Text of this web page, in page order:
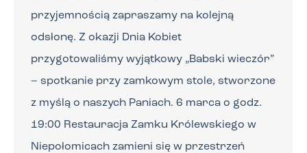
przyjemnością zapraszamy na kolejną
odsłonę. Z okazji Dnia Kobiet
przygotowaliśmy wyjątkowy „Babski wieczór”
– spotkanie przy zamkowym stole, stworzone
z myślą o naszych Paniach. 6 marca o godz.
19:00 Restauracja Zamku Królewskiego w
Niepołomicach zamieni się w przestrzeń